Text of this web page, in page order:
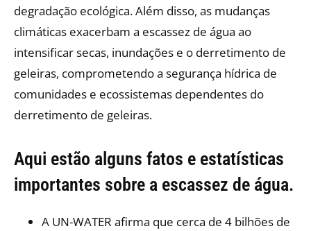
degradação ecológica. Além disso, as mudanças
climáticas exacerbam a escassez de água ao
intensificar secas, inundações e o derretimento de
geleiras, comprometendo a segurança hídrica de
comunidades e ecossistemas dependentes do
derretimento de geleiras.
Aqui estão alguns fatos e estatísticas
importantes sobre a escassez de água.
A UN-WATER afirma que cerca de 4 bilhões de